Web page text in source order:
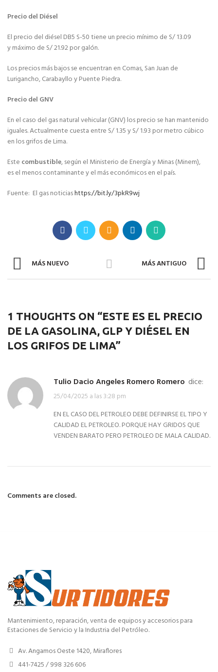
Precio del Diésel
El precio del diésel DB5 S-50 tiene un precio mínimo de S/ 13.09
y máximo de S/ 21.92 por galón.
Los precios más bajos se encuentran en Comas, San Juan de
Lurigancho, Carabayllo y Puente Piedra.
Precio del GNV
En el caso del gas natural vehicular (GNV) los precio se han mantenido
iguales. Actualmente cuesta entre S/ 1.35 y S/ 1.93 por metro cúbico
en los grifos de Lima.
Este combustible, según el Ministerio de Energía y Minas (Minem),
es el menos contaminante y el más económicos en el país.
Fuente: El gas noticiashttps://bit.ly/3pkR9wj
MÁS NUEVO MÁS ANTIGUO
1 THOUGHTS ON “ESTE ES EL PRECIO
DE LA GASOLINA, GLP Y DIÉSEL EN
LOS GRIFOS DE LIMA”
Tulio Dacio Angeles Romero Romero dice:
25/04/2025 a las 3:28 pm
EN EL CASO DEL PETROLEO DEBE DEFINIRSE EL TIPO Y
CALIDAD EL PETROLEO. PORQUE HAY GRIDOS QUE
VENDEN BARATO PERO PETROLEO DE MALA CALIDAD.
Comments are closed.
Mantenimiento, reparación, venta de equipos y accesorios para
Estaciones de Servicio y la Industria del Petróleo.
Av. Angamos Oeste 1420, Miraflores
441-7425 / 998 326 606